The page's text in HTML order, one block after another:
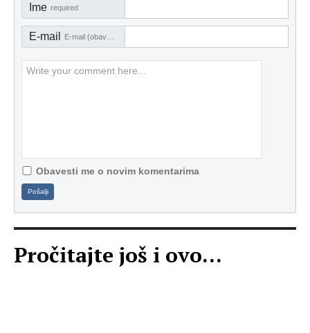
Ime required
E-mail
Obavesti me o novim komentarima
Pošalji
Pročitajte još i ovo...